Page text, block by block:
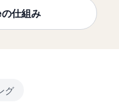
仕組み
グ